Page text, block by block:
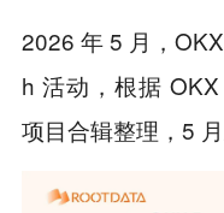
2026 年 5 月，
h 活动，根据
项目合辑整理，5